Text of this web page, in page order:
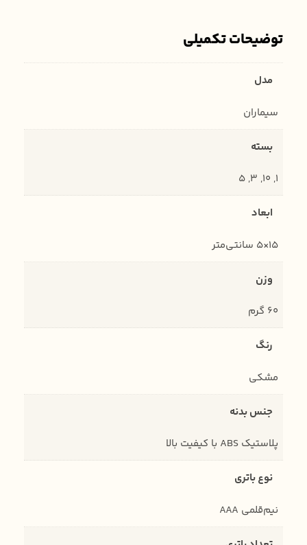
توضیحات تکمیلی
مدل
سیماران
بسته
1, 10, 3, 5
ابعاد
15×5 سانتی‌متر
وزن
60 گرم
رنگ
مشکی
جنس بدنه
پلاستیک ABS با کیفیت بالا
نوع باتری
نیم‌قلمی AAA